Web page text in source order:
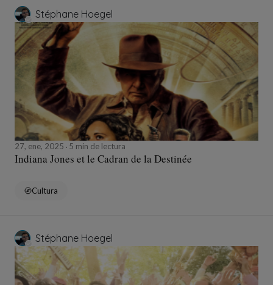
Stéphane Hoegel
27, ene, 2025 5 min de lectura
Indiana Jones et le Cadran de la Destinée
Cultura
Stéphane Hoegel